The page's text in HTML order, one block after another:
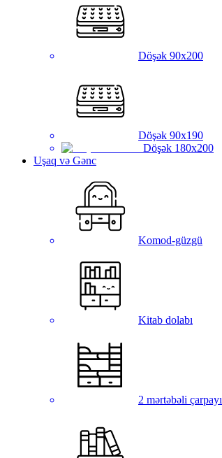
Döşək 90x200
Döşək 90x190
Döşək 180x200
Uşaq və Gənc
Komod-güzgü
Kitab dolabı
2 mərtəbəli çarpayı